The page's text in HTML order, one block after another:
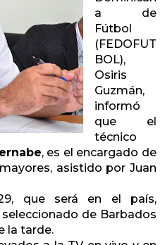
a de
Fútbol
(FEDOFUT
BOL),
Osiris
Guzmán,
informó
que el
técnico
, es el encargado de
asistido por Juan
que será en el país,
de Barbados
la tarde.